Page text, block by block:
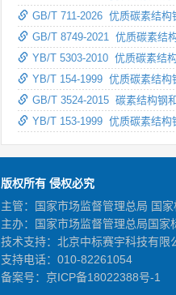
GB/T 711-2026 优质碳素结构
GB/T 8749-2021 优质碳素结
YB/T 5303-2010 优质碳素结
YB/T 154-1999 优质碳素结构
GB/T 3524-2015 碳素结构钢
YB/T 153-1999 优质碳素结构
版权所有 侵权必究
主管：国家市场监督管理总局 国
主办：国家市场监督管理总局国家
技术支持：北京中标赛宇科技有限
支持电话：010-82261054
备案号： 京ICP备18022388号-1